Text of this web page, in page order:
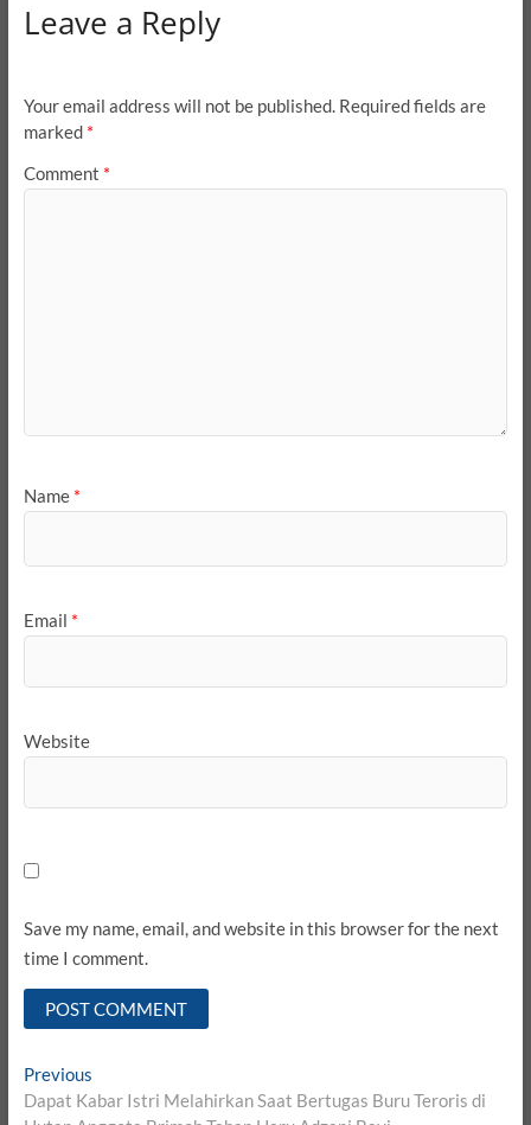
Leave a Reply
Your email address will not be published. Required fields are
marked *
Comment *
Name *
Email *
Website
Save my name, email, and website in this browser for the next
time I comment.
Post
PreviousPrevious
post:
Dapat Kabar Istri Melahirkan Saat Bertugas Buru Teroris di